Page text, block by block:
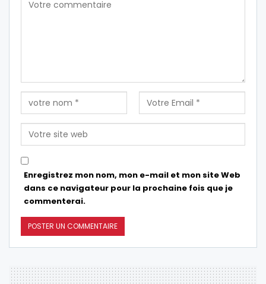
Enregistrez mon nom, mon e-mail et mon site Web
dans ce navigateur pour la prochaine fois que je
commenterai.